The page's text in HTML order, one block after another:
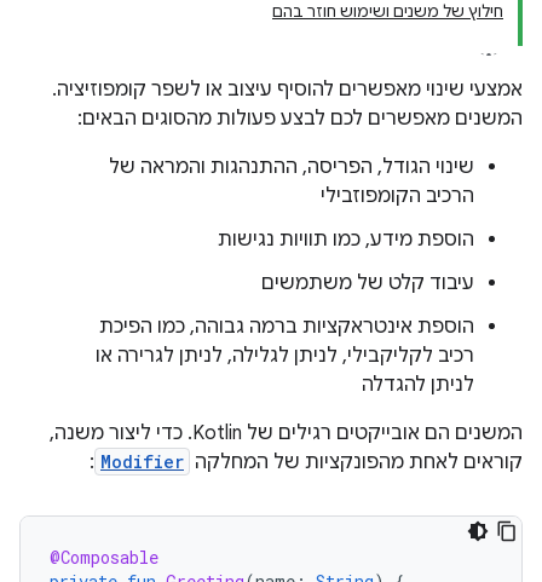
חילוץ של משנים ושימוש חוזר בהם
אמצעי שינוי מאפשרים להוסיף עיצוב או לשפר קומפוזיציה.
המשנים מאפשרים לכם לבצע פעולות מהסוגים הבאים:
שינוי הגודל, הפריסה, ההתנהגות והמראה של
הרכיב הקומפוזבילי
הוספת מידע, כמו תוויות נגישות
עיבוד קלט של משתמשים
הוספת אינטראקציות ברמה גבוהה, כמו הפיכת
רכיב לקליקבילי, לניתן לגלילה, לניתן לגרירה או
לניתן להגדלה
המשנים הם אובייקטים רגילים של Kotlin. כדי ליצור משנה,
קוראים לאחת מהפונקציות של המחלקה Modifier
:
@Composable